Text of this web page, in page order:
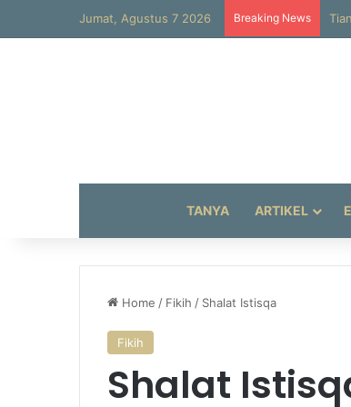
Jumat, Agustus 7 2026 Breaking News
TANYA ARTIKEL
Home / Fikih / Shalat Istisqa
Fikih
Shalat